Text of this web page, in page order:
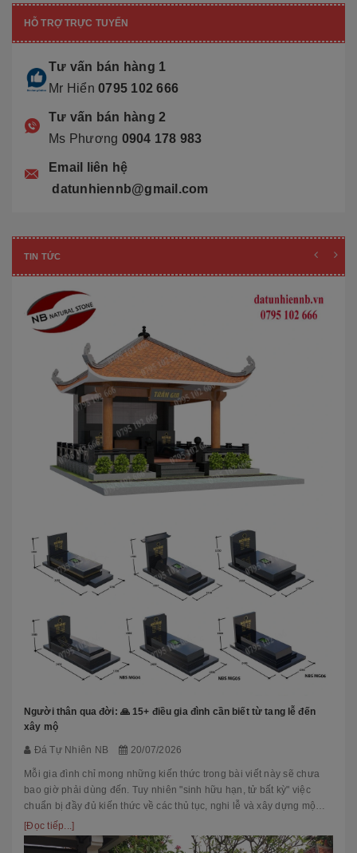
HỖ TRỢ TRỰC TUYẾN
Tư vấn bán hàng 1
Mr Hiển 0795 102 666
Tư vấn bán hàng 2
Ms Phương 0904 178 983
Email liên hệ
datunhiennb@gmail.com
TIN TỨC
Người thân qua đời: 🙏 15+ điều gia đình cần biết từ tang lễ đến
xây mộ
Đá Tự Nhiên NB 20/07/2026
Mỗi gia đình chỉ mong những kiến thức trong bài viết này sẽ chưa
bao giờ phải dùng đến. Tuy nhiên "sinh hữu hạn, tử bất kỳ" việc
chuẩn bị đầy đủ kiến thức về các thủ tục, nghi lễ và xây dựng mộ
phầ...
[Đọc tiếp...]